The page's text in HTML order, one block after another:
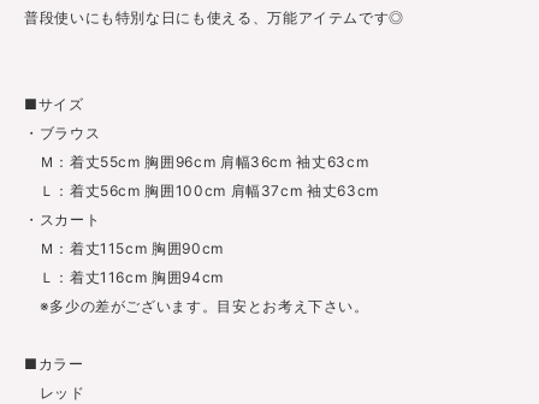
普段使いにも特別な日にも使える、万能アイテムです◎
■サイズ
・ブラウス
Ｍ：着丈55cm 胸囲96cm 肩幅36cm 袖丈63cm
Ｌ：着丈56cm 胸囲100cm 肩幅37cm 袖丈63cm
・スカート
Ｍ：着丈115cm 胸囲90cm
Ｌ：着丈116cm 胸囲94cm
※多少の差がございます。目安とお考え下さい。
■カラー
レッド